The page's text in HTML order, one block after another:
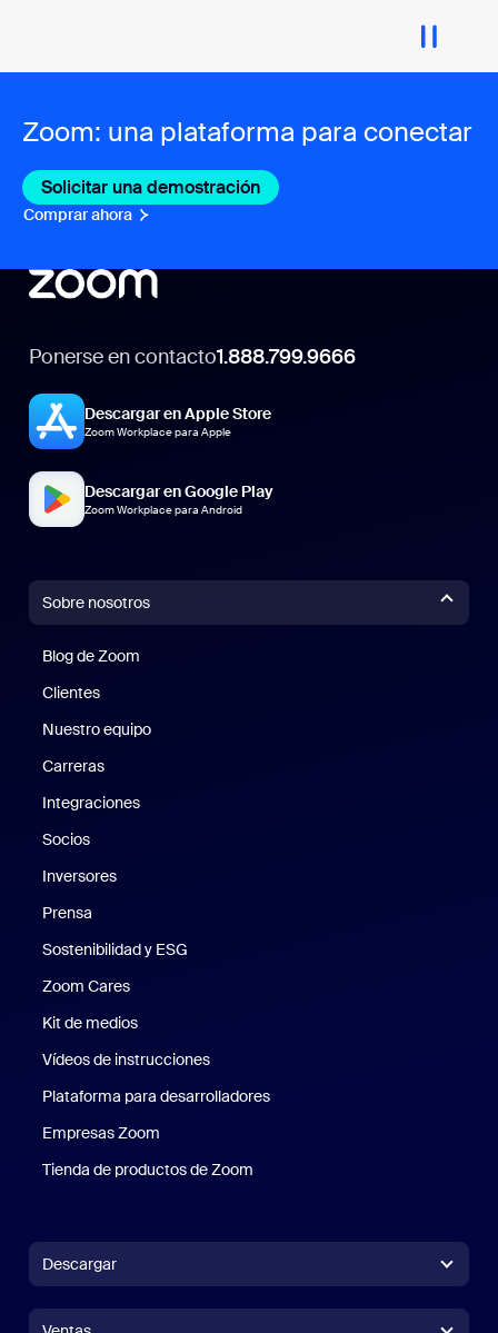
Zoom: una plataforma para conectar
Solicitar una demostración
Comprar ahora
Ponerse en contacto1.888.799.9666
Descargar en Apple Store
Zoom Workplace para Apple
Descargar en Google Play
Zoom Workplace para Android
Sobre nosotros
Blog de Zoom
Clientes
Nuestro equipo
Carreras
Integraciones
Socios
Inversores
Prensa
Sostenibilidad y ESG
Zoom Cares
Kit de medios
Vídeos de instrucciones
Plataforma para desarrolladores
Empresas Zoom
Tienda de productos de Zoom
Descargar